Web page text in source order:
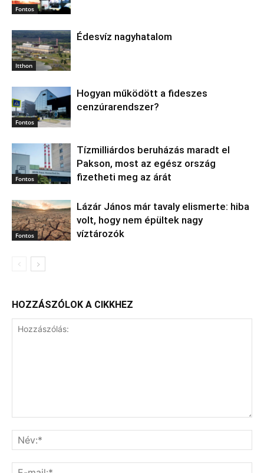
Fontos
Itthon
Édesvíz nagyhatalom
Fontos
Hogyan működött a fideszes
cenzúrarendszer?
Fontos
Tízmilliárdos beruházás maradt el
Pakson, most az egész ország
fizetheti meg az árát
Fontos
Lázár János már tavaly elismerte: hiba
volt, hogy nem épültek nagy
víztározók
HOZZÁSZÓLOK A CIKKHEZ